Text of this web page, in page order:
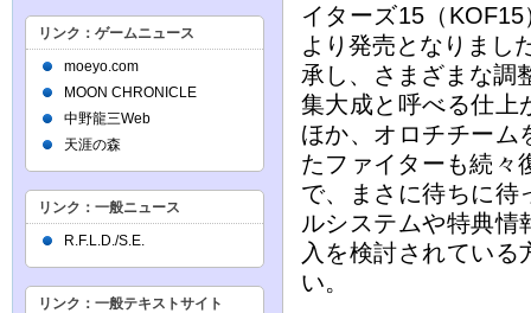
イターズ15（
より発売となりまし
承し、さまざまな調
集大成と呼べる仕上
ほか、オロチチーム
たファイターも続々
で、まさに待ちに待
ルシステムや特典情
入を検討されてい
い。
リンク：ゲームニュース
moeyo.com
MOON CHRONICLE
中野龍三Web
天涯の森
リンク：一般ニュース
R.F.L.D./S.E.
リンク：一般テキストサイト